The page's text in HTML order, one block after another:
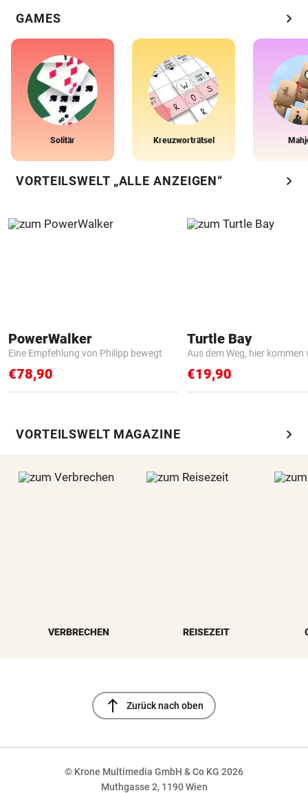
GAMES chevron_right
Solitär Kreuzworträtsel
VORTEILSWELT „ALLE ANZEIGEN“ chevron_right
PowerWalker
Eine Empfehlung von Philipp bewegt
€78,90
Turtle Bay
Aus dem Weg, hier kommen
€19,90
VORTEILSWELT MAGAZINE chevron_right
VERBRECHEN REISEZEIT
north Zurück nach oben
© Krone Multimedia GmbH & Co KG 2026
Muthgasse 2, 1190 Wien